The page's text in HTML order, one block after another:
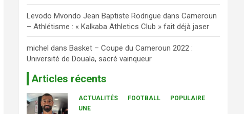
Levodo Mvondo Jean Baptiste Rodrigue dansCameroun
– Athlétisme : « Kalkaba Athletics Club » fait déjà jaser
michel dansBasket – Coupe du Cameroun 2022 :
Université de Douala, sacré vainqueur
Articles récents
ACTUALITÉS FOOTBALL
POPULAIRE
UNE